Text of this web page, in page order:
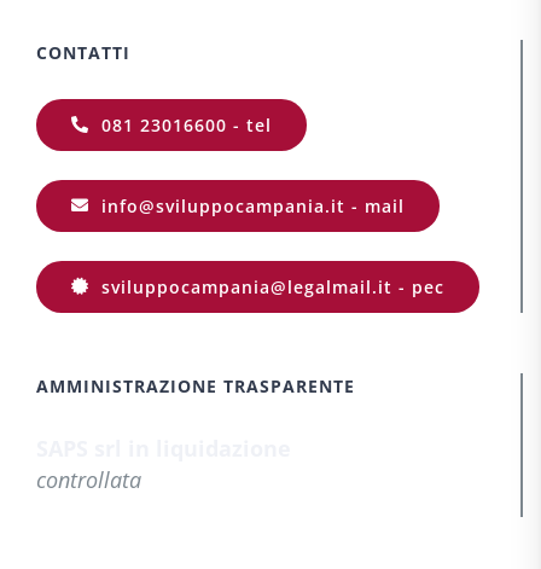
CONTATTI
081 23016600 - tel
info@sviluppocampania.it - mail
sviluppocampania@legalmail.it - pec
AMMINISTRAZIONE TRASPARENTE
controllata